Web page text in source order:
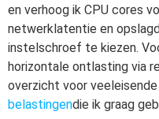
en verhoog ik CPU cores
netwerklatentie en
instelschroef te kiezen.
horizontale ontlasting via
overzicht voor veeleisende
belastingendie ik graag